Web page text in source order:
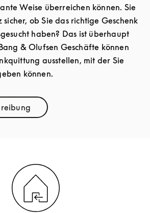
Weise überreichen können. Sie
sicher, ob Sie das richtige Geschenk
haben? Das ist überhaupt
& Olufsen Geschäfte können
ausstellen, mit der Sie
können.
Opens in New Tab